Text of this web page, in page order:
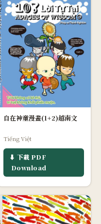
自在神童漫畫(1+2)越南文
Tiếng Việt
⬇ 下載 PDF
Download